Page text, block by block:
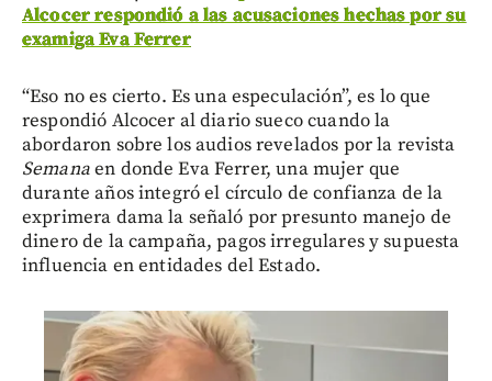
Alcocer respondió a las acusaciones hechas por su
examiga Eva Ferrer
“Eso no es cierto. Es una especulación”, es lo que
respondió Alcocer al diario sueco cuando la
abordaron sobre los audios revelados por la revista
Semanaen donde Eva Ferrer, una mujer que
durante años integró el círculo de confianza de la
exprimera dama la señaló por presunto manejo de
dinero de la campaña, pagos irregulares y supuesta
influencia en entidades del Estado.